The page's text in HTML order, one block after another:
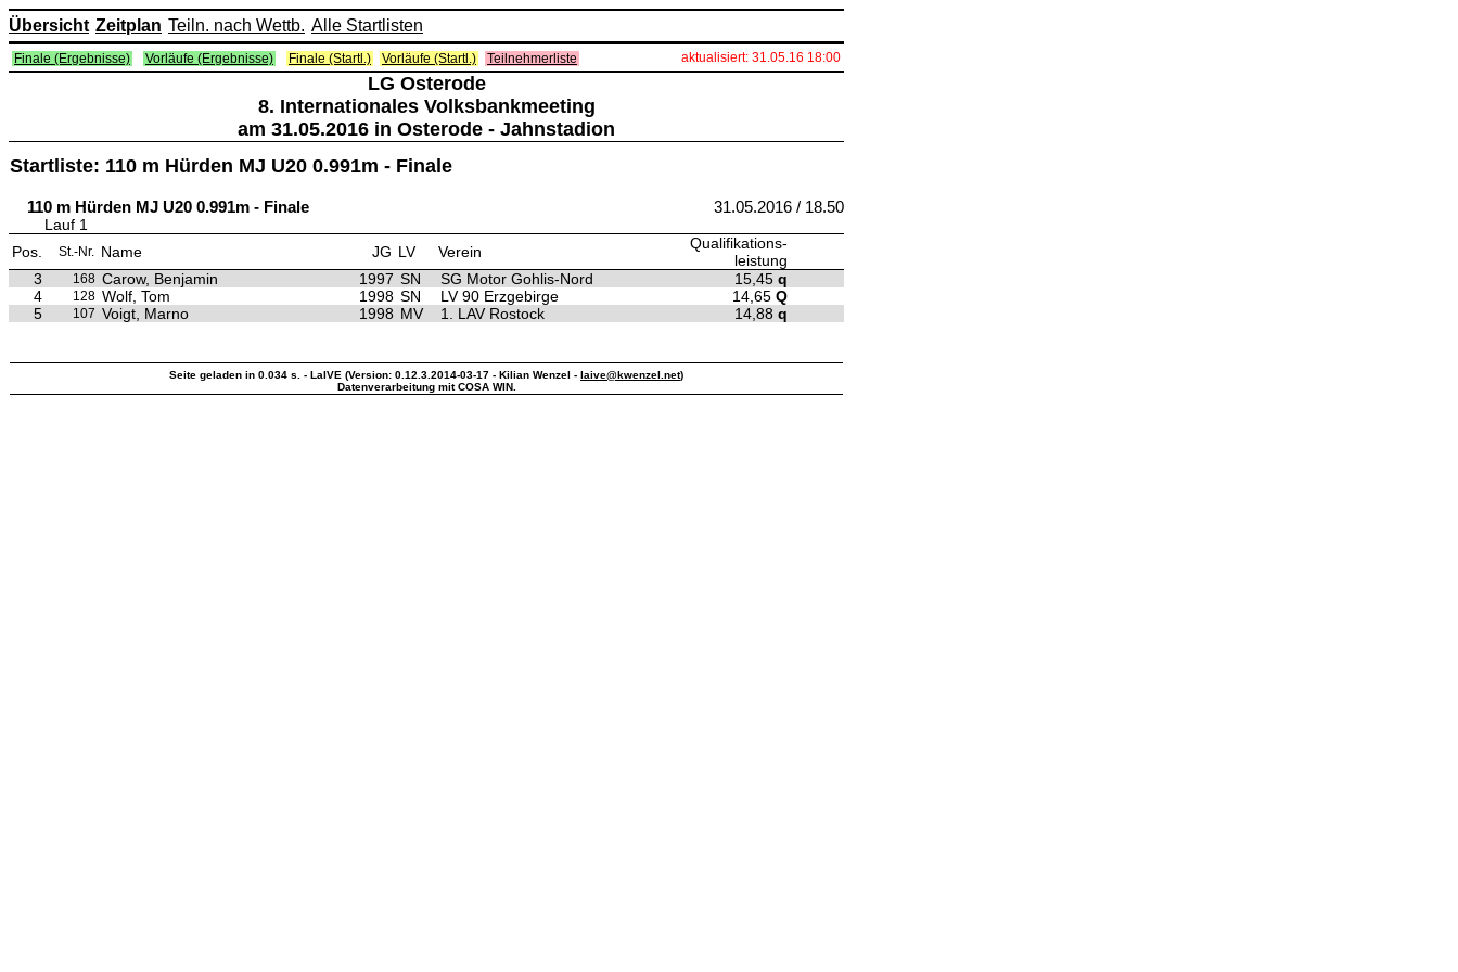
Übersicht Zeitplan Teiln. nach Wettb. Alle Startlisten
Finale (Ergebnisse) Vorläufe (Ergebnisse) Finale (Startl.) Vorläufe (Startl.) Teilnehmerliste aktualisiert: 31.05.16 18:00
LG Osterode
8. Internationales Volksbankmeeting
am 31.05.2016 in Osterode - Jahnstadion
Startliste: 110 m Hürden MJ U20 0.991m - Finale
110 m Hürden MJ U20 0.991m - Finale 31.05.2016 / 18.50
Lauf 1
Pos.
St.-Nr. Name JG LV Verein
Qualifikations-
leistung
3
168 Carow, Benjamin 1997 SN SG Motor Gohlis-Nord 15,45 q
4
128 Wolf, Tom 1998 SN LV 90 Erzgebirge 14,65 Q
5
107 Voigt, Marno 1998 MV 1. LAV Rostock 14,88 q
Seite geladen in 0.034 s. - LaIVE (Version: 0.12.3.2014-03-17 - Kilian Wenzel - laive@kwenzel.net)
Datenverarbeitung mit COSA WIN.